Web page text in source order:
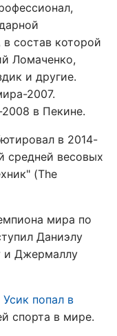
состав которой
Ломаченко,
и другие.
2007.
в Пекине.
в 2014-
средней весовых
(The
мира по
Даниэлу
и Джермаллу
попал в
спорта в мире.